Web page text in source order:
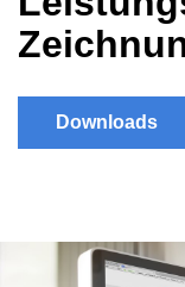
Downloads